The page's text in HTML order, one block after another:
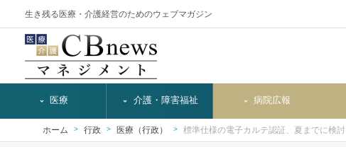
生き残る医療・介護経営のためのウェブマガジン
医療 介護・障害福祉 病院広報
ホーム 行政 医療（行政） 標準仕様の電子カルテ認証、夏までに検討